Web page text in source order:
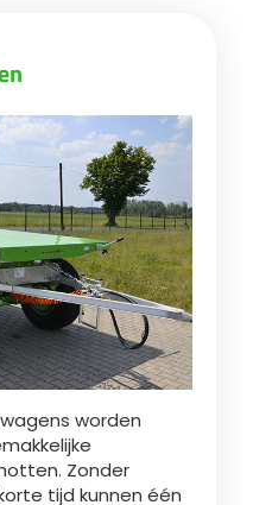
мова
worden
Zonder
tijd kunnen één